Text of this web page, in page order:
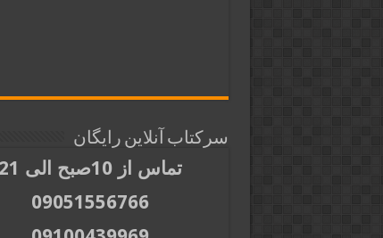
سرکتاب آنلاین رایگان
تماس از 10صبح الی 21
09051556766